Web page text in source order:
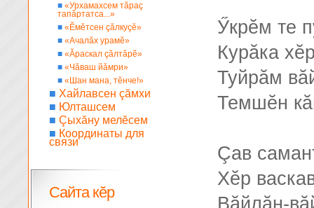
Ӳкрĕм те
Курăка
Туйрăм
Темшĕн
Çав
Хĕр
Вăйлăн-
■ «Урхамахсем тăраç
тапăртатса...»
■ «Ĕмĕтсен çăлкуçĕ»
■ «Ачалăх урамĕ»
■ «Ăраскал çăлтăрĕ»
■ «Чăваш йăмри»
■ «Шан мана, тĕнче!»
■ Хайлавсен çăмхи
■ Юлташсем
■ Çыхăну мелĕсем
■ Координаты для
связи
Сайта кĕр